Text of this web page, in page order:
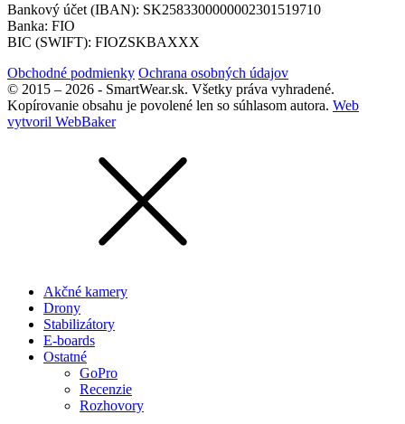
Bankový účet (IBAN): SK2583300000002301519710
Banka: FIO
BIC (SWIFT): FIOZSKBAXXX
Obchodné podmienky Ochrana osobných údajov
© 2015 – 2026 - SmartWear.sk. Všetky práva vyhradené.
Kopírovanie obsahu je povolené len so súhlasom autora. Web
vytvoril WebBaker
Akčné kamery
Drony
Stabilizátory
E-boards
Ostatné
GoPro
Recenzie
Rozhovory